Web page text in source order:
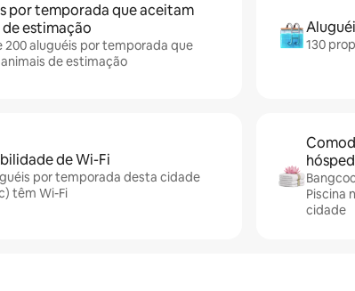
por temporada que aceitam
de estimação
200 aluguéis por temporada que
de estimação
130
de Wi-Fi
por temporada desta cidade
têm Wi-Fi
Piscina
cidade